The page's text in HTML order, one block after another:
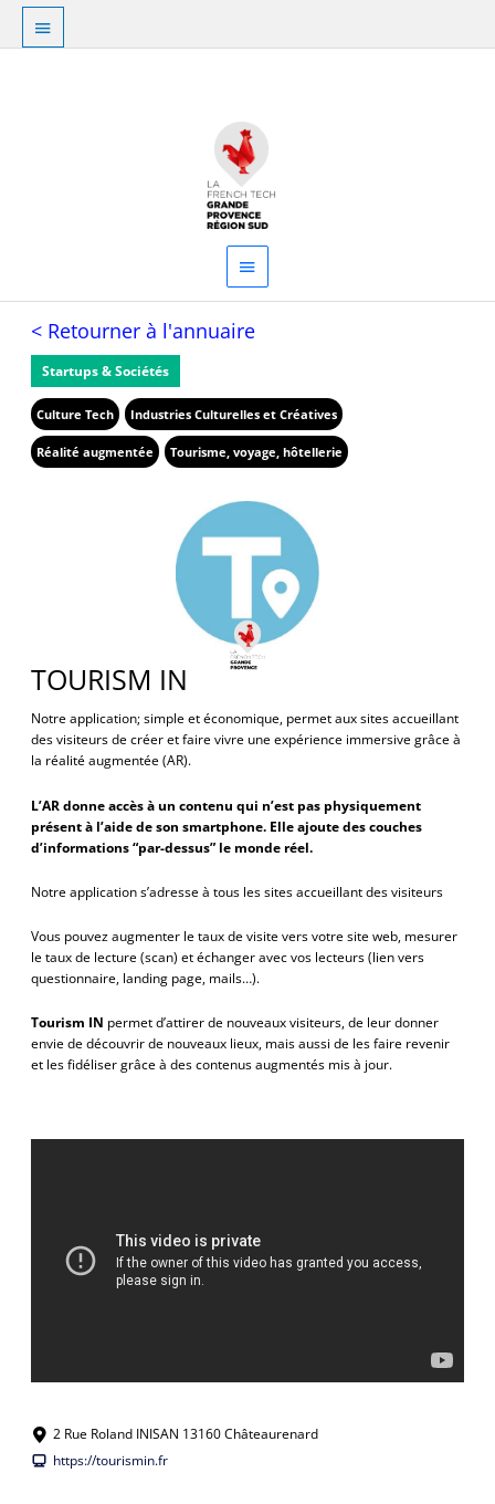
Aller
contenu
Au
dessus
principal
< Retourner à l'annuaire
Startups & Sociétés
Culture Tech Industries Culturelles et Créatives
Réalité augmentée Tourisme, voyage, hôtellerie
TOURISM IN
Notre application; simple et économique, permet aux sites accueillant
des visiteurs de créer et faire vivre une expérience immersive grâce à
la réalité augmentée (AR).
L’AR donne accès à un contenu qui n’est pas physiquement
présent à l’aide de son smartphone. Elle ajoute des couches
d’informations “par-dessus” le monde réel.
Notre application s’adresse à tous les sites accueillant des visiteurs
Vous pouvez augmenter le taux de visite vers votre site web, mesurer
le taux de lecture (scan) et échanger avec vos lecteurs (lien vers
questionnaire, landing page, mails…).
Tourism IN permet d’attirer de nouveaux visiteurs, de leur donner
envie de découvrir de nouveaux lieux, mais aussi de les faire revenir
et les fidéliser grâce à des contenus augmentés mis à jour.
2 Rue Roland INISAN 13160 Châteaurenard
https://tourismin.fr